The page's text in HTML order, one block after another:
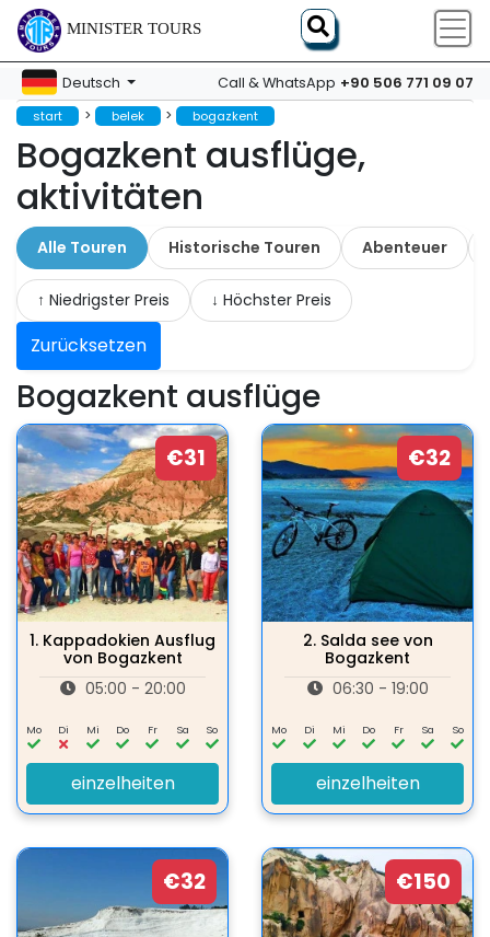
MINISTER TOURS
Deutsch Call & WhatsApp +90 506 771 09 07
start > belek > bogazkent
Bogazkent ausflüge,
aktivitäten
Alle Touren Historische Touren Abenteuer
↑ Niedrigster Preis ↓ Höchster Preis
Zurücksetzen
Bogazkent ausflüge
€31
1. Kappadokien Ausflug
von Bogazkent
05:00 - 20:00
Mo Di Mi Do Fr Sa So
einzelheiten
€32
2. Salda see von
Bogazkent
06:30 - 19:00
Mo Di Mi Do Fr Sa So
einzelheiten
€32 €150